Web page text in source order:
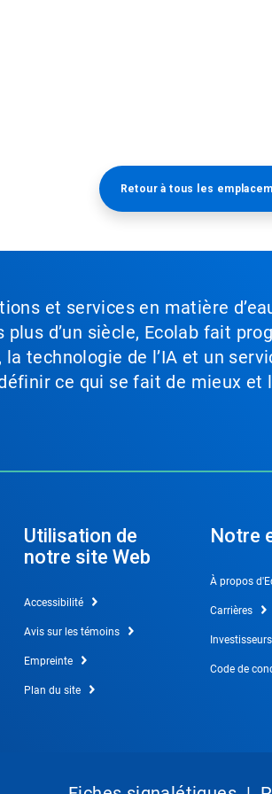
Retour à tous les
et services en matière
d’un siècle, Ecolab fait
technologie de l’IA et un
ce qui se fait de mieux et
Utilisation de
notre site Web
Accessibilité
Avis sur les témoins
Empreinte
Plan du site
Notre
À propos
Carrières
Investisseurs
Code de